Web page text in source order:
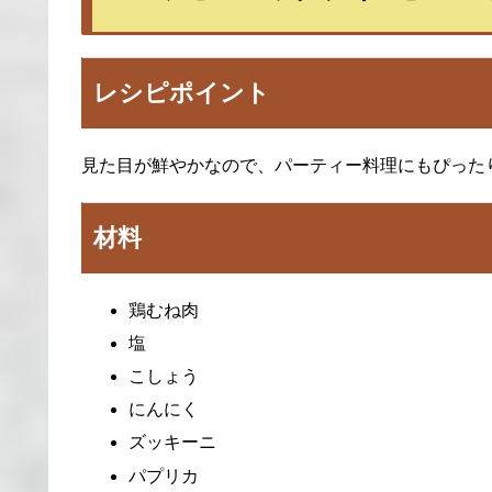
レシピポイント
見た目が鮮やかなので、パーティー料理にもぴった
材料
鶏むね肉
塩
こしょう
にんにく
ズッキーニ
パプリカ